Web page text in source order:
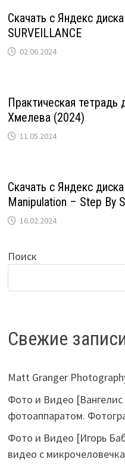
Скачать с Яндекс
SURVEILLANCE
02.06.2024
Практическая
Хмелева (2024)
11.05.2024
Скачать с Яндекс
Manipulation – Step By
16.02.2024
Поиск
Свежие
Matt Granger
Фото и Видео
фотоаппаратом.
Фото и Видео [Игорь
видео с